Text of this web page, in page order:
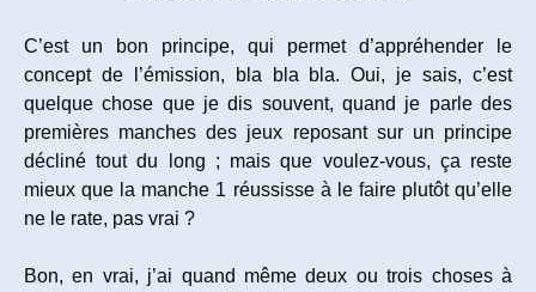
C’est un bon principe, qui permet d’appréhender le
concept de l’émission, bla bla bla. Oui, je sais, c’est
quelque chose que je dis souvent, quand je parle des
premières manches des jeux reposant sur un principe
décliné tout du long ; mais que voulez-vous, ça reste
mieux que la manche 1 réussisse à le faire plutôt qu’elle
ne le rate, pas vrai ?
Bon, en vrai, j’ai quand même deux ou trois choses à